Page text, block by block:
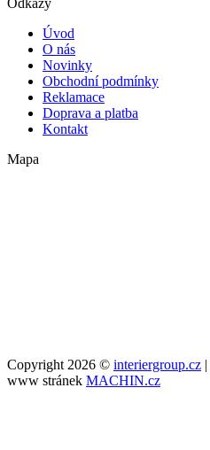
Úvod
O nás
Novinky
Obchodní podmínky
Reklamace
Doprava a platba
Kontakt
Mapa
Copyright 2026 © interiergroup.cz |
www stránek MACHIN.cz